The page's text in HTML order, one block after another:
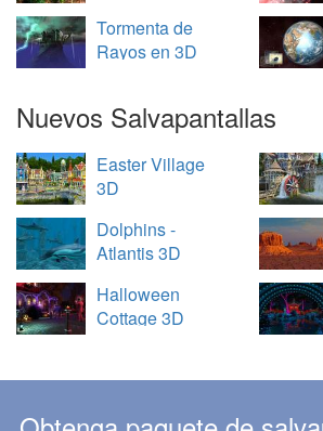
Tormenta de
Rayos en 3D
Nuevos Salvapantallas
Easter Village
3D
Dolphins -
Atlantis 3D
Halloween
Cottage 3D